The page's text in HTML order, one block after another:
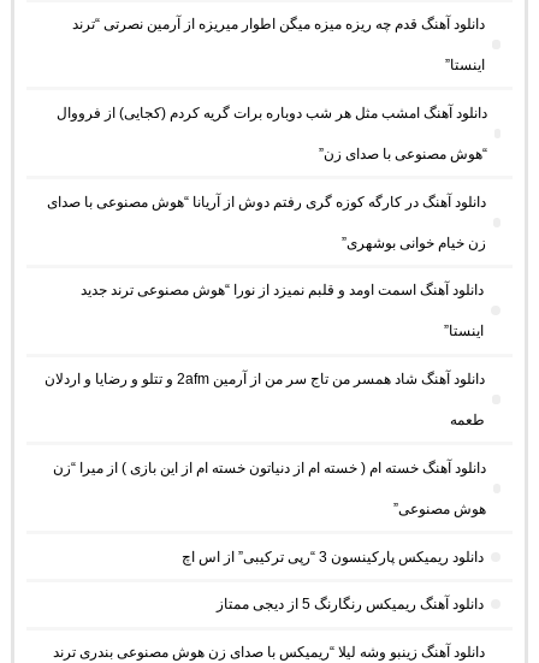
دانلود آهنگ ﻗﺪم ﭼﻪ رﻳﺰه ﻣﻴﺰه ﻣﻴﮕﻦ اﻃﻮار ﻣﻴﺮﻳﺰه از آرمین نصرتی “ترند
اینستا”
دانلود آهنگ امشب مثل هر شب دوباره برات گریه کردم (کجایی) از فرووال
“هوش مصنوعی با صدای زن”
دانلود آهنگ در کارگه کوزه گری رفتم دوش از آریانا “هوش مصنوعی با صدای
زن خیام خوانی بوشهری”
دانلود آهنگ اسمت اومد و قلبم نمیزد از نورا “هوش مصنوعی ترند جدید
اینستا”
دانلود آهنگ شاد همسر من تاج سر من از آرمین 2afm و تتلو و رضایا و اردلان
طعمه
دانلود آهنگ خسته ام ( خسته ام از دنیاتون خسته ام از این بازی ) از میرا “زن
هوش مصنوعی”
دانلود ریمیکس پارکینسون 3 “رپی ترکیبی” از اس اچ
دانلود آهنگ ریمیکس رنگارنگ 5 از دیجی ممتاز
دانلود آهنگ زینبو وشه لیلا “ریمیکس با صدای زن هوش مصنوعی بندری ترند